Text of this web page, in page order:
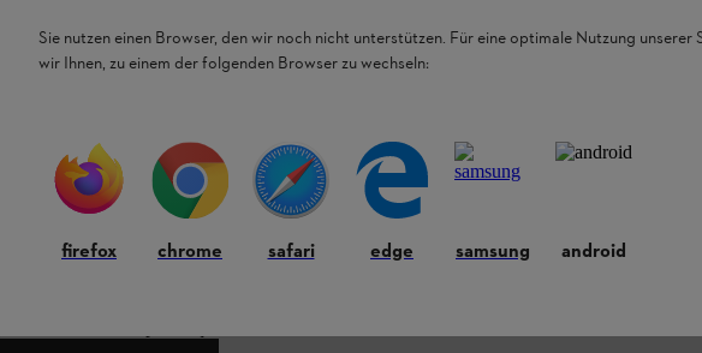
STIHL.
alle domande più frequenti.
Sie nutzen einen Browser, den wir noch nicht unterstützen. Für eine optimale Nutzung unserer
wir Ihnen, zu einem der folgenden Browser zu wechseln:
firefox chrome safari edge samsung android